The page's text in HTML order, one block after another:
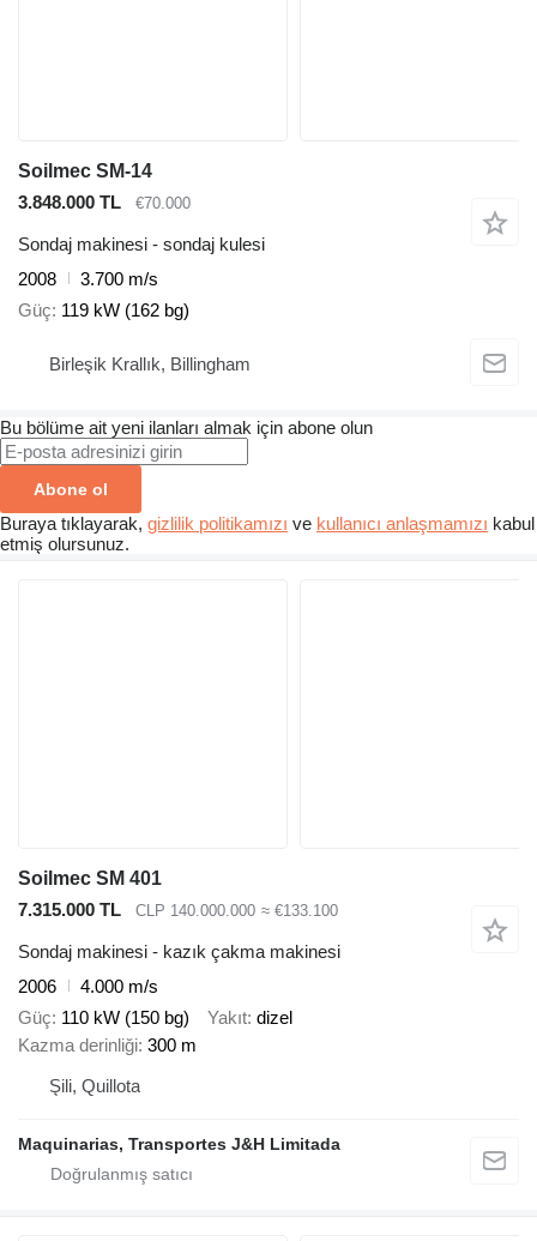
Soilmec SM-14
3.848.000 TL
€70.000
Sondaj makinesi - sondaj kulesi
2008
3.700 m/s
Güç 119 kW (162 bg)
Birleşik Krallık, Billingham
Bu bölüme ait yeni ilanları almak için abone olun
Abone ol
Buraya tıklayarak, gizlilik politikamızı ve kullanıcı anlaşmamızı kabul
etmiş olursunuz.
Soilmec SM 401
7.315.000 TL
CLP 140.000.000 ≈ €133.100
Sondaj makinesi - kazık çakma makinesi
2006
4.000 m/s
Güç 110 kW (150 bg) Yakıt dizel
Kazma derinliği 300 m
Şili, Quillota
Maquinarias, Transportes J&H Limitada